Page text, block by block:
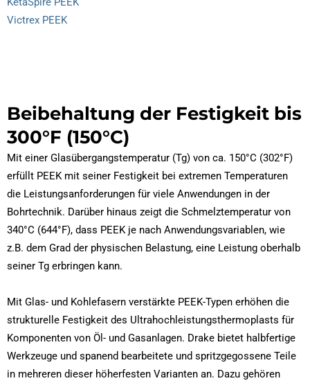
Victrex PEEK
Beibehaltung der Festigkeit bis
300°F (150°C)
Mit einer Glasübergangstemperatur (Tg) von ca. 150°C (302°F)
erfüllt PEEK mit seiner Festigkeit bei extremen Temperaturen
die Leistungsanforderungen für viele Anwendungen in der
Bohrtechnik. Darüber hinaus zeigt die Schmelztemperatur von
340°C (644°F), dass PEEK je nach Anwendungsvariablen, wie
z.B. dem Grad der physischen Belastung, eine Leistung oberhalb
seiner Tg erbringen kann.
Mit Glas- und Kohlefasern verstärkte PEEK-Typen erhöhen die
strukturelle Festigkeit des Ultrahochleistungsthermoplasts für
Komponenten von Öl- und Gasanlagen. Drake bietet halbfertige
Werkzeuge und spanend bearbeitete und spritzgegossene Teile
in mehreren dieser höherfesten Varianten an. Dazu gehören